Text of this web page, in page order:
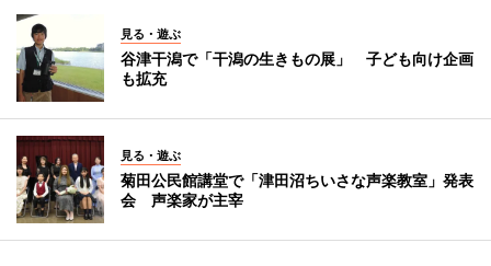
見る・遊ぶ
谷津干潟で「干潟の生きもの展」 子ども向け企画
も拡充
見る・遊ぶ
菊田公民館講堂で「津田沼ちいさな声楽教室」発表
会 声楽家が主宰